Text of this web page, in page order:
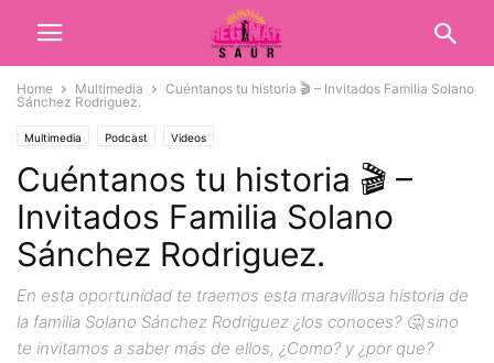
Home Multimedia
Cuéntanos tu historia 🎬 – Invitados Familia Solano
Sánchez Rodriguez.
Multimedia Podcast Videos
Cuéntanos tu historia 🎬 –
Invitados Familia Solano
Sánchez Rodriguez.
En esta oportunidad te traemos esta maravillosa historia de
la familia Solano Sánchez Rodriguez ¿los conoces? 🤔 sino
te invitamos a saber más de ellos, ¿Como? y ¿por que?